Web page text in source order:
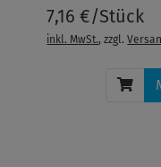
7,16 €/Stück
inkl. MwSt., zzgl.